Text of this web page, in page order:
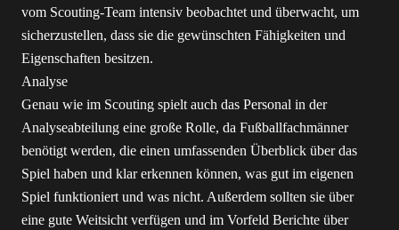
vom Scouting-Team intensiv beobachtet und überwacht, um
sicherzustellen, dass sie die gewünschten Fähigkeiten und
Eigenschaften besitzen.
Analyse
Genau wie im Scouting spielt auch das Personal in der
Analyseabteilung eine große Rolle, da Fußballfachmänner
benötigt werden, die einen umfassenden Überblick über das
Spiel haben und klar erkennen können, was gut im eigenen
Spiel funktioniert und was nicht. Außerdem sollten sie über
eine gute Weitsicht verfügen und im Vorfeld Berichte über